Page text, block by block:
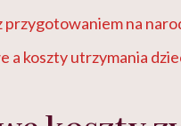
przygotowaniem na
a koszty utrzymania